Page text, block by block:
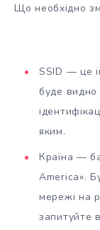
Що необхідно
SSID — це
буде
яким.
Країна —
America».
мережі на
запитуйте